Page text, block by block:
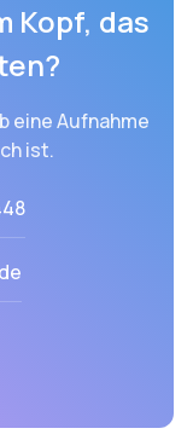
Kopf, das
eine Aufnahme
ist.